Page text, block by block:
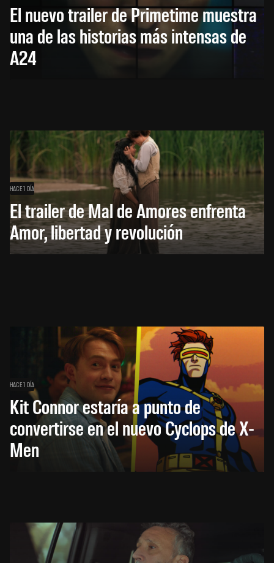
El nuevo trailer de Primetime muestra
una de las historias más intensas de
A24
HACE 1 DÍA
El trailer de Mal de Amores enfrenta
Amor, libertad y revolución
HACE 1 DÍA
Kit Connor estaría a punto de
convertirse en el nuevo Cyclops de X-
Men